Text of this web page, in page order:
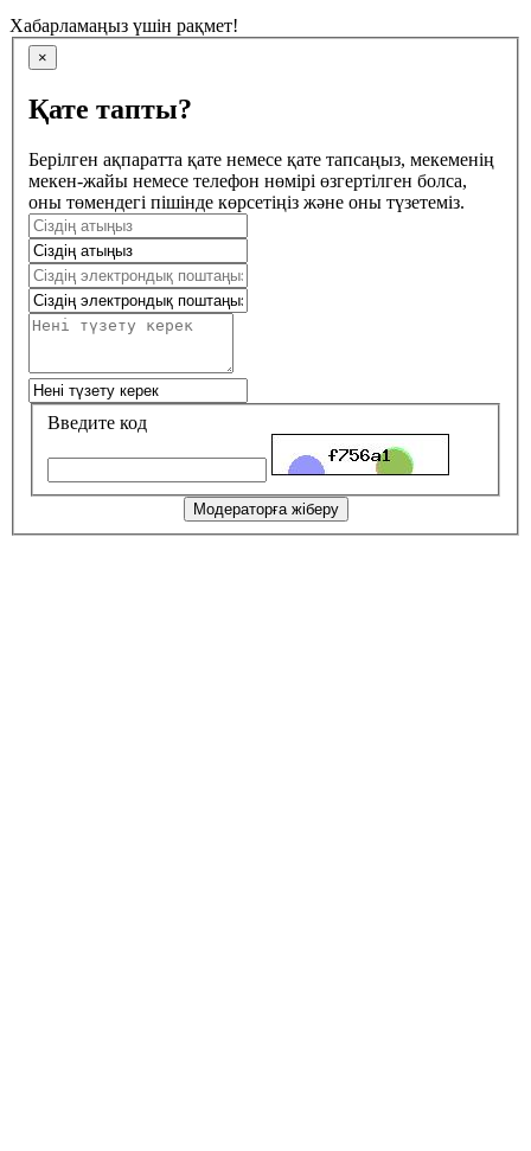
Хабарламаңыз үшін рақмет!
×
Қате тапты?
Берілген ақпаратта қате немесе қате тапсаңыз, мекеменің
мекен-жайы немесе телефон нөмірі өзгертілген болса,
оны төмендегі пішінде көрсетіңіз және оны түзетеміз.
Введите код
Модераторға жіберу